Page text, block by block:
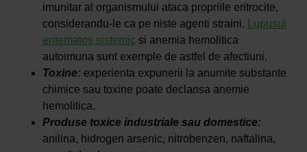
imunitar al organismului ataca propriile eritrocite,
considerandu-le ca pe niste agenti straini.
Lupusul
eritematos sistemic si anemia hemolitica
autoimuna sunt exemple de astfel de afectiuni.
Toxine:experienta expunerii la anumite substante
chimice sau toxine poate declansa anemie
hemolitica.
Produse toxice industriale sau domestice:
anilina, hidrogen arsenic, nitrobenzen, naftalina,